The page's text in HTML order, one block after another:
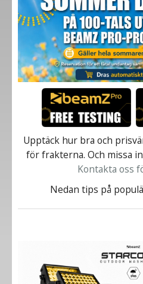
Upptäck hur bra och
för frakterna. Och missa
Kontakta oss
Nedan tips på